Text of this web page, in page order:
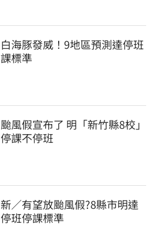
白海豚發威！9地區預測達停班
課標準
颱風假宣布了 明「新竹縣8校」
停課不停班
新／有望放颱風假?8縣市明達
停班停課標準